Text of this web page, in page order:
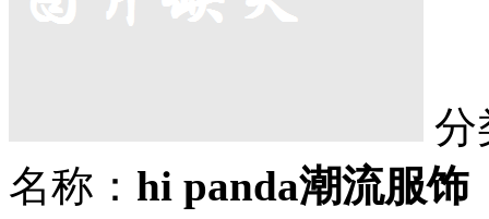
分
名称： hi panda潮流服饰